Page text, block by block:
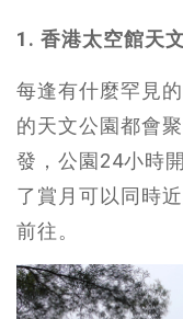
1. 香港太空館天
每逢有什麼罕見
的天文公園都會
發，公園24小時
了賞月可以同時
前往。